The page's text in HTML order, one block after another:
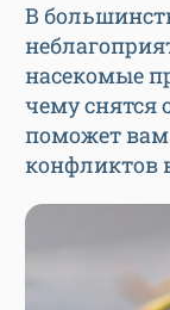
В
насекомые
чему снятся
поможет вам
конфликтов